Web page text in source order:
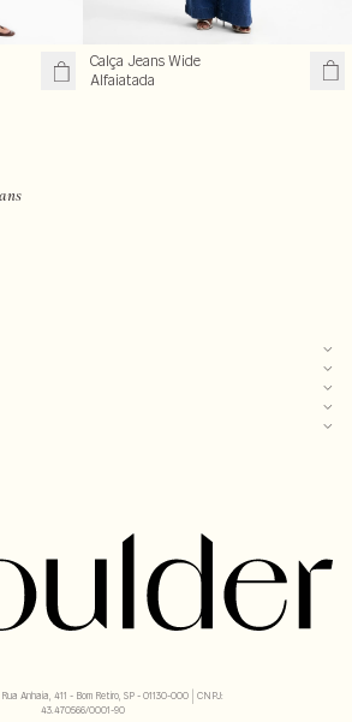
Calça Jeans Wide
Alfaiatada
| Rua Anhaia, 411 - Bom Retiro, SP - 01130-000 | CNPJ: